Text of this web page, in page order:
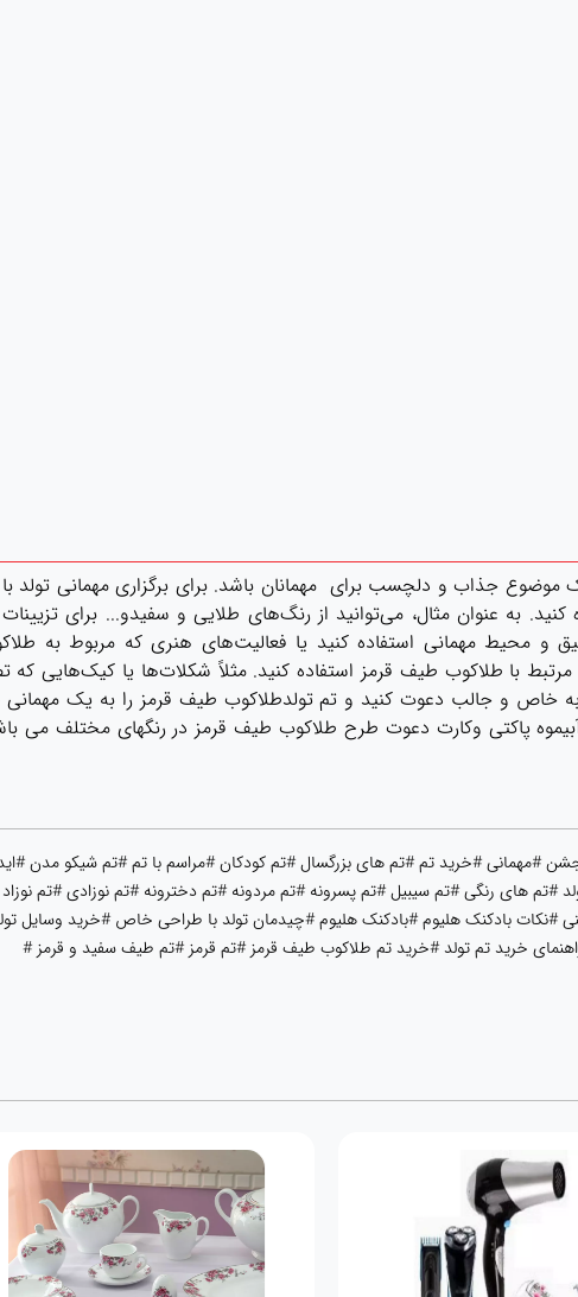
جذاب و دلچسب برای مهمانان باشد. برای برگزاری مهمانی تولد با
به عنوان مثال، می‌توانید از رنگ‌های طلایی و سفیدو... برای
و محیط مهمانی استفاده کنید یا فعالیت‌های هنری که مربوط به
مرتبط با طلاکوب طیف قرمز استفاده کنید. مثلاً شکلات‌ها یا کیک‌هایی
خاص و جالب دعوت کنید و تم تولدطلاکوب طیف قرمز را به یک
پاکتی وکارت دعوت طرح طلاکوب طیف قرمز در رنگهای مختلف می
#مهمانی #خرید تم #تم های بزرگسال #تم کودکان #مراسم با تم #تم شیکو مدن
#تم های رنگی #تم سیبیل #تم پسرونه #تم مردونه #تم دخترونه #تم نوزادی #تم
#نکات بادکنک هلیوم #بادکنک هلیوم #چیدمان تولد با طراحی خاص #خرید وسایل
خرید تم تولد #خرید تم طلاکوب طیف قرمز #تم قرمز #تم طیف سفید و قرمز #